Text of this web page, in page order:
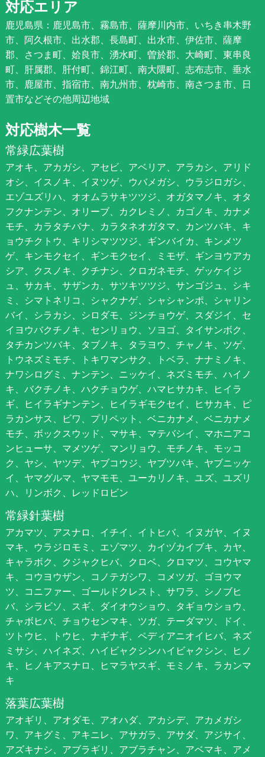
対応エリア
鹿児島県：鹿児島市、霧島市、薩摩川内市、いちき串木野
市、阿久根市、出水郡、長島町、出水市、伊佐市、薩摩
郡、さつま町、姶良市、湧水町、曽於郡、大崎町、東串良
町、肝属郡、肝付町、錦江町、南大隈町、志布志市、垂水
市、鹿屋市、指宿市、南九州市、枕崎市、南さつま市、日
置市などその他周辺地域
対応樹木一覧
常緑広葉樹
アオキ、アカガシ、アセビ、アベリア、アラカシ、アリド
オシ、イスノキ、イヌツゲ、ウバメガシ、ウラジロガシ、
エゾユズリハ、オオムラサキツツジ、オガタマノキ、オタ
フクナンテン、オリーブ、カクレミノ、カゴノキ、カナメ
モチ、カラタチバナ、カラタネオガタマ、カンツバキ、キ
ョウチクトウ、キリシマツツジ、ギンバイカ、キンメツ
ゲ、キンモクセイ、ギンモクセイ、ミモザ、ギンヨウアカ
シア、クスノキ、クチナシ、クロガネモチ、ゲッケイジ
ュ、サカキ、サザンカ、サツキツツジ、サンゴジュ、シキ
ミ、シマトネリコ、シャクナゲ、シャシャンポ、シャリン
バイ、シラカシ、シロダモ、ジンチョウゲ、スダジイ、セ
イヨウバクチノキ、センリョウ、ソヨゴ、タイサンボク、
タチカンツバキ、タブノキ、タラヨウ、チャノキ、ツゲ、
トウネズミモチ、トキワマンサク、トベラ、ナナミノキ、
ナワシログミ、ナンテン、ニッケイ、ネズミモチ、ハイノ
キ、バクチノキ、ハクチョウゲ、ハマヒサカキ、ヒイラ
ギ、ヒイラギナンテン、ヒイラギモクセイ、ヒサカキ、ピ
ラカンサス、ビワ、プリペット、ベニカナメ、ベニカナメ
モチ、ボックスウッド、マサキ、マテバシイ、マホニアコ
ンヒューサ、マメツゲ、マンリョウ、モチノキ、モッコ
ク、ヤシ、ヤツデ、ヤブコウジ、ヤブツバキ、ヤブニッケ
イ、ヤマグルマ、ヤマモモ、ユーカリノキ、ユズ、ユズリ
ハ、リンボク、レッドロビン
常緑針葉樹
アカマツ、アスナロ、イチイ、イトヒバ、イヌガヤ、イヌ
マキ、ウラジロモミ、エゾマツ、カイヅカイブキ、カヤ、
キャラボク、クジャクヒバ、クロベ、クロマツ、コウヤマ
キ、コウヨウザン、コノテガシワ、コメツガ、ゴヨウマ
ツ、コニファー、ゴールドクレスト、サワラ、シノブヒ
バ、シラビソ、スギ、ダイオウショウ、タギョウショウ、
チャボヒバ、チョウセンマキ、ツガ、テーダマツ、ドイ、
ツトウヒ、トウヒ、ナギナギ、ペディアニオイヒバ、ネズ
ミサシ、ハイネズ、ハイビャクシンハイビャクシン、ヒノ
キ、ヒノキアスナロ、ヒマラヤスギ、モミノキ、ラカンマ
キ
落葉広葉樹
アオギリ、アオダモ、アオハダ、アカシデ、アカメガシ
ワ、アキグミ、アキニレ、アサガラ、アサダ、アジサイ、
アズキナシ、アブラギリ、アブラチャン、アベマキ、アメ